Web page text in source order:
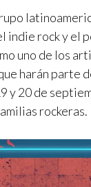
indie rock y el
uno de los
harán parte
y 20 de
rockeras.